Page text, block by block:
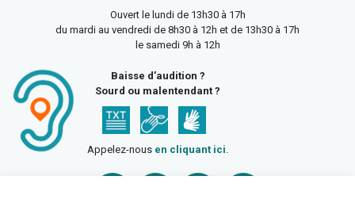
Ouvert le lundi de 13h30 à 17h
du mardi au vendredi de 8h30 à 12h et de 13h30 à 17h
le samedi 9h à 12h
Baisse d’audition ?
Sourd ou malentendant ?
Appelez-nous en cliquant ici.